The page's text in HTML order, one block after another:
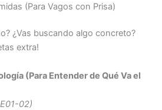
(Para Vagos con Prisa)
¿Vas buscando algo concreto?
extra!
(Para Entender de Qué Va el
02)